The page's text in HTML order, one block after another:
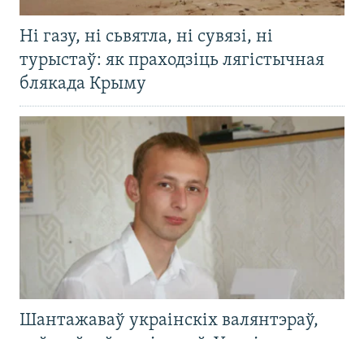
Ні газу, ні сьвятла, ні сувязі, ні
турыстаў: як праходзіць лягістычная
блякада Крыму
Шантажаваў украінскіх валянтэраў,